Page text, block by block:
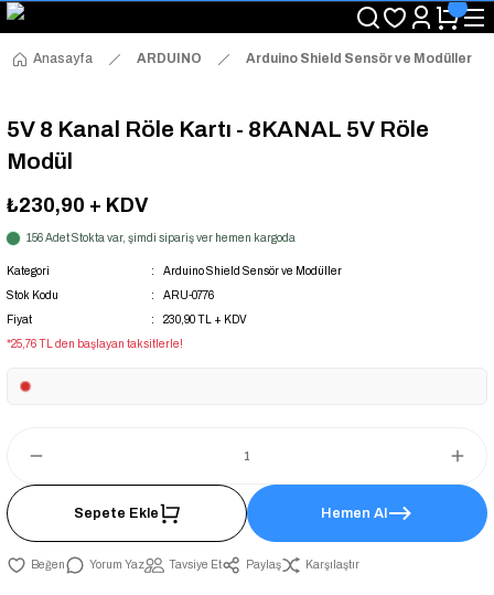
"Saat 14:00'a Kadar Verilen Siparişlerde Aynı Gün Kargo Avantajı!
"Binlerce Ürün Çeşitliliği ile Stoktan Hemen Teslim."
"Toptan Fiyatına Perakende Satış Avantajını Kaçırmayın!"
Anasayfa ARDUINO Arduino Shield Sensör ve Modüller
5V 8 Kanal Röle Kartı - 8KANAL 5V Röle
Modül
₺230,90 + KDV
156 Adet Stokta var, şimdi sipariş ver hemen kargoda
Kategori
Arduino Shield Sensör ve Modüller
Stok Kodu
ARU-0776
Fiyat
230,90 TL + KDV
*25,76 TL den başlayan taksitlerle!
Sepete Ekle Hemen Al
Yorum Yaz Tavsiye Et Paylaş Karşılaştır